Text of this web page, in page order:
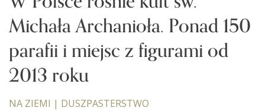
Michała Archanioła. Ponad 150
parafii i miejsc z figurami od
2013 roku
NA ZIEMI | DUSZPASTERSTWO